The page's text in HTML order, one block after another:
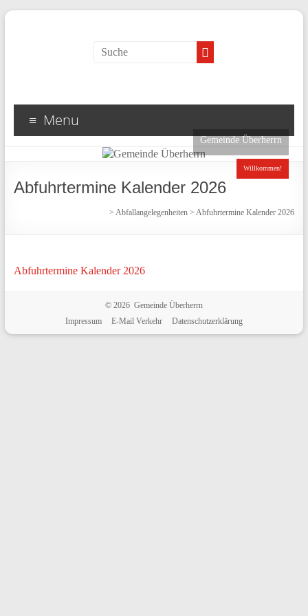
Menu
Gemeinde Überherrn
Willkommen!
Abfuhrtermine Kalender 2026
>Abfallangelegenheiten >Abfuhrtermine Kalender 2026
Abfuhrtermine Kalender 2026
© 2026 Gemeinde Überherrn
Impressum
E-Mail Verkehr Datenschutzerklärung